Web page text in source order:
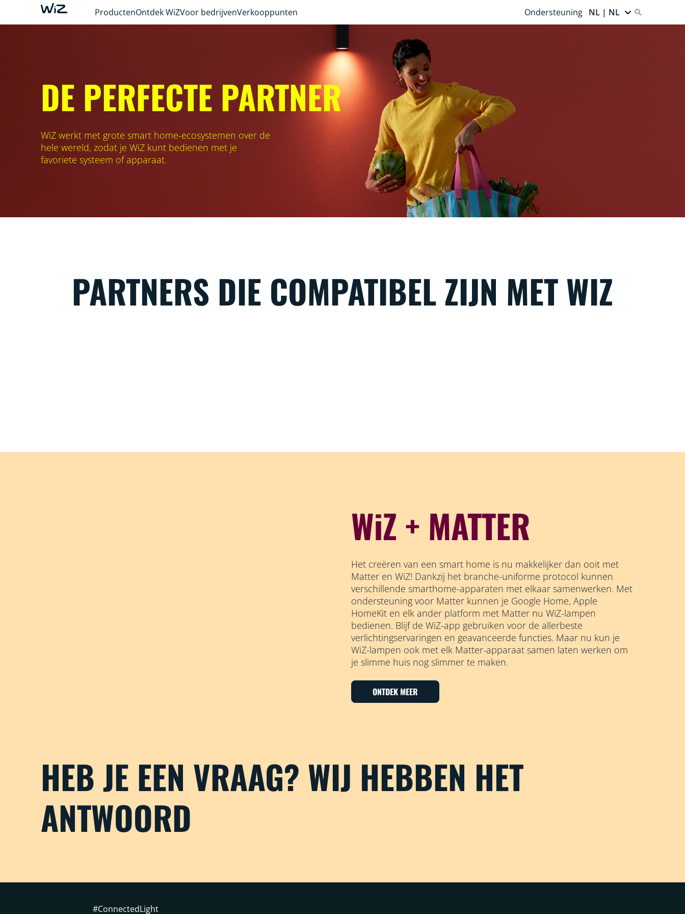
ProductenOntdek WiZVoor bedrijvenVerkooppunten Ondersteuning NL | NL
DE PERFECTE PARTNER
WiZ werkt met grote smart home-ecosystemen over de
hele wereld, zodat je WiZ kunt bedienen met je
favoriete systeem of apparaat.
PARTNERS DIE COMPATIBEL ZIJN MET WIZ
WiZ + MATTER
Het creëren van een smart home is nu makkelijker dan ooit met
Matter en WiZ! Dankzij het branche-uniforme protocol kunnen
verschillende smarthome-apparaten met elkaar samenwerken. Met
ondersteuning voor Matter kunnen je Google Home, Apple
HomeKit en elk ander platform met Matter nu WiZ-lampen
bedienen. Blijf de WiZ-app gebruiken voor de allerbeste
verlichtingservaringen en geavanceerde functies. Maar nu kun je
WiZ-lampen ook met elk Matter-apparaat samen laten werken om
je slimme huis nog slimmer te maken.
ONTDEK MEER
HEB JE EEN VRAAG? WIJ HEBBEN HET
ANTWOORD
#ConnectedLight